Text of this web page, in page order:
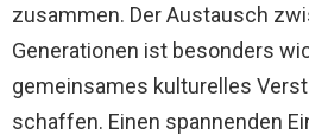
zusammen. Der Austausch
Generationen ist besonders
gemeinsames kulturelles
schaffen. Einen spannenden